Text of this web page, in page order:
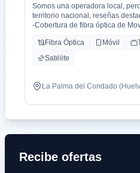
Somos una operadora local,
territorio nacional, reseñas
-Cobertura de fibra óptica de
-Cobertura movil con triple
-TV con todo el deporte o con
series como Netflix, HBO,
-También somos colaboradores
con la mayor red de alarma de
cliente es humana y rapidez en
Fibra Óptica Móvil
Satélite
La Palma del Condado
Recibe ofertas